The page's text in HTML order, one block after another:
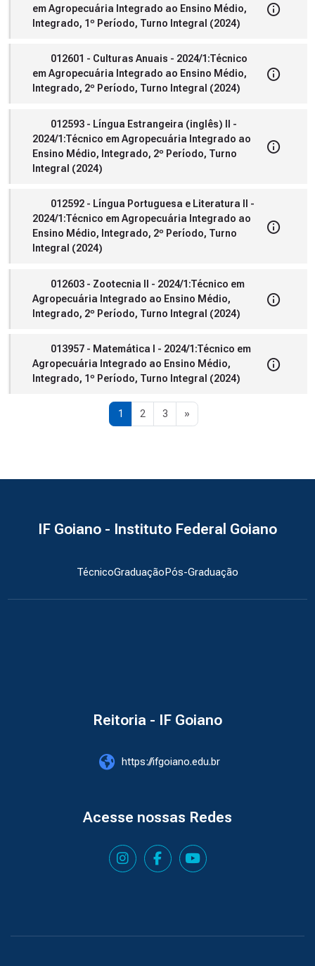
em Agropecuária Integrado ao Ensino Médio,
Integrado, 1º Período, Turno Integral (2024)
012601 - Culturas Anuais - 2024/1:Técnico
em Agropecuária Integrado ao Ensino Médio,
Integrado, 2º Período, Turno Integral (2024)
012593 - Língua Estrangeira (inglês) II -
2024/1:Técnico em Agropecuária Integrado ao
Ensino Médio, Integrado, 2º Período, Turno
Integral (2024)
012592 - Língua Portuguesa e Literatura II -
2024/1:Técnico em Agropecuária Integrado ao
Ensino Médio, Integrado, 2º Período, Turno
Integral (2024)
012603 - Zootecnia II - 2024/1:Técnico em
Agropecuária Integrado ao Ensino Médio,
Integrado, 2º Período, Turno Integral (2024)
013957 - Matemática I - 2024/1:Técnico em
Agropecuária Integrado ao Ensino Médio,
Integrado, 1º Período, Turno Integral (2024)
1 Página 1
2 Página 2
3Página 3
»
IF Goiano - Instituto Federal Goiano
TécnicoGraduaçãoPós-Graduação
Reitoria - IF Goiano
https://ifgoiano.edu.br
Acesse nossas Redes